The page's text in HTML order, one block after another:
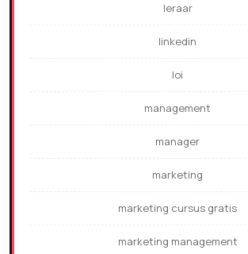
leraar
linkedin
loi
management
manager
marketing
marketing cursus gratis
marketing management